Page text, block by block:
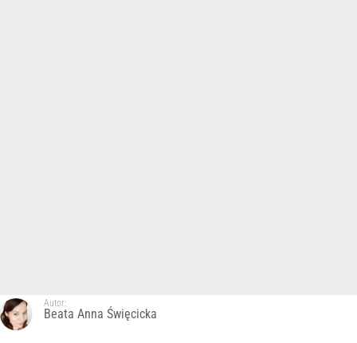
Autor:
Beata Anna Święcicka